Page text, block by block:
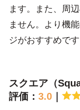
ます。また、周
ません。より機
ジがおすすめです
スクエア（
評価： 3.0｜